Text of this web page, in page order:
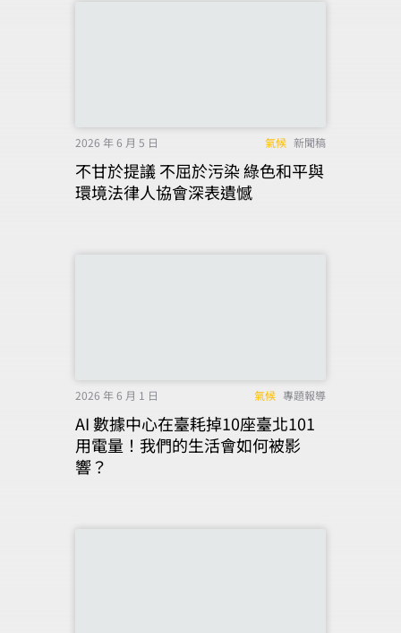
2026 年 6 月 5 日 氣候 新聞稿
不甘於提議 不屈於污染 綠色和平與
環境法律人協會深表遺憾
2026 年 6 月 1 日 氣候 專題報導
AI 數據中心在臺耗掉10座臺北101
用電量！我們的生活會如何被影
響？